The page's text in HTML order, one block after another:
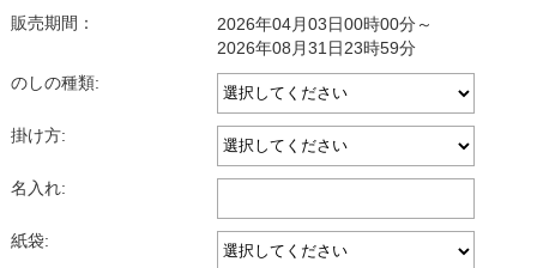
販売期間：
2026年04月03日00時00分～
2026年08月31日23時59分
のしの種類:
掛け方:
名入れ:
紙袋: